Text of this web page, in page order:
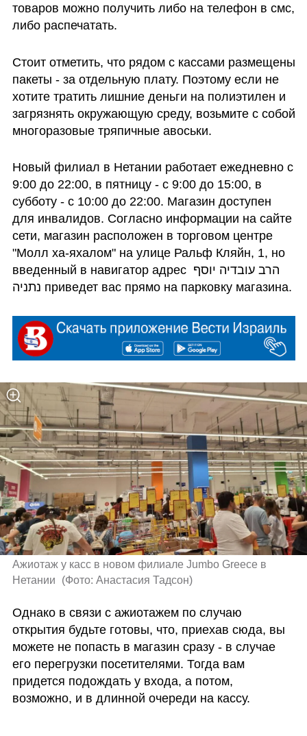
товаров можно получить либо на телефон в смс,
либо распечатать.
Стоит отметить, что рядом с кассами размещены
пакеты - за отдельную плату. Поэтому если не
хотите тратить лишние деньги на полиэтилен и
загрязнять окружающую среду, возьмите с собой
многоразовые тряпичные авоськи.
Новый филиал в Нетании работает ежедневно с
9:00 до 22:00, в пятницу - с 9:00 до 15:00, в
субботу - с 10:00 до 22:00. Магазин доступен
для инвалидов. Согласно информации на сайте
сети, магазин расположен в торговом центре
"Молл ха-яхалом" на улице Ральф Кляйн, 1, но
введенный в навигатор адрес הרב עובדיה יוסף
נתניה приведет вас прямо на парковку магазина.
Ажиотаж у касс в новом филиале Jumbo Greece в
Нетании
(Фото: Анастасия Тадсон)
Однако в связи с ажиотажем по случаю
открытия будьте готовы, что, приехав сюда, вы
можете не попасть в магазин сразу - в случае
его перегрузки посетителями. Тогда вам
придется подождать у входа, а потом,
возможно, и в длинной очереди на кассу.